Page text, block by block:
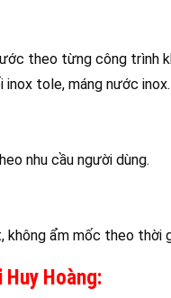
theo từng công trình
inox tole, máng nước inox.
nhu cầu người dùng.
không ẩm mốc theo thời
Hoàng: